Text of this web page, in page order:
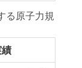
る原子力規